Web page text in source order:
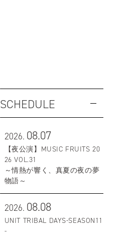
SCHEDULE
2026. 08.07
【夜公演】MUSIC FRUITS 20
26 VOL.31
～情熱が響く、真夏の夜の夢
物語～
2026. 08.08
UNIT TRIBAL DAYS-SEASON11
-